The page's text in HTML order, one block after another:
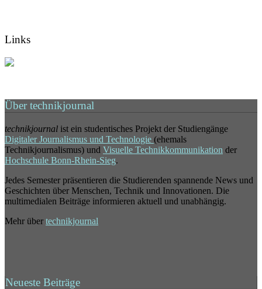
Links
Über technikjournal
technikjournal ist ein studentisches Projekt der Studiengänge
Digitaler Journalismus und Technologie (ehemals
Technikjournalismus) und Visuelle Technikkommunikation der
Hochschule Bonn-Rhein-Sieg.
Jedes Semester präsentieren die Studierenden spannende News und
Geschichten über Menschen, Technik und Innovationen. Die
multimedialen Beiträge informieren aktuell und unabhängig.
Mehr über technikjournal
Neueste Beiträge